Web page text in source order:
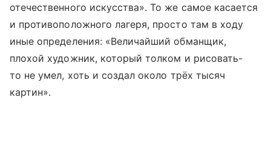
отечественного искусства». То же самое касается
и противоположного лагеря, просто там в ходу
иные определения: «Величайший обманщик,
плохой художник, который толком и рисовать-
то не умел, хоть и создал около трёх тысяч
картин».